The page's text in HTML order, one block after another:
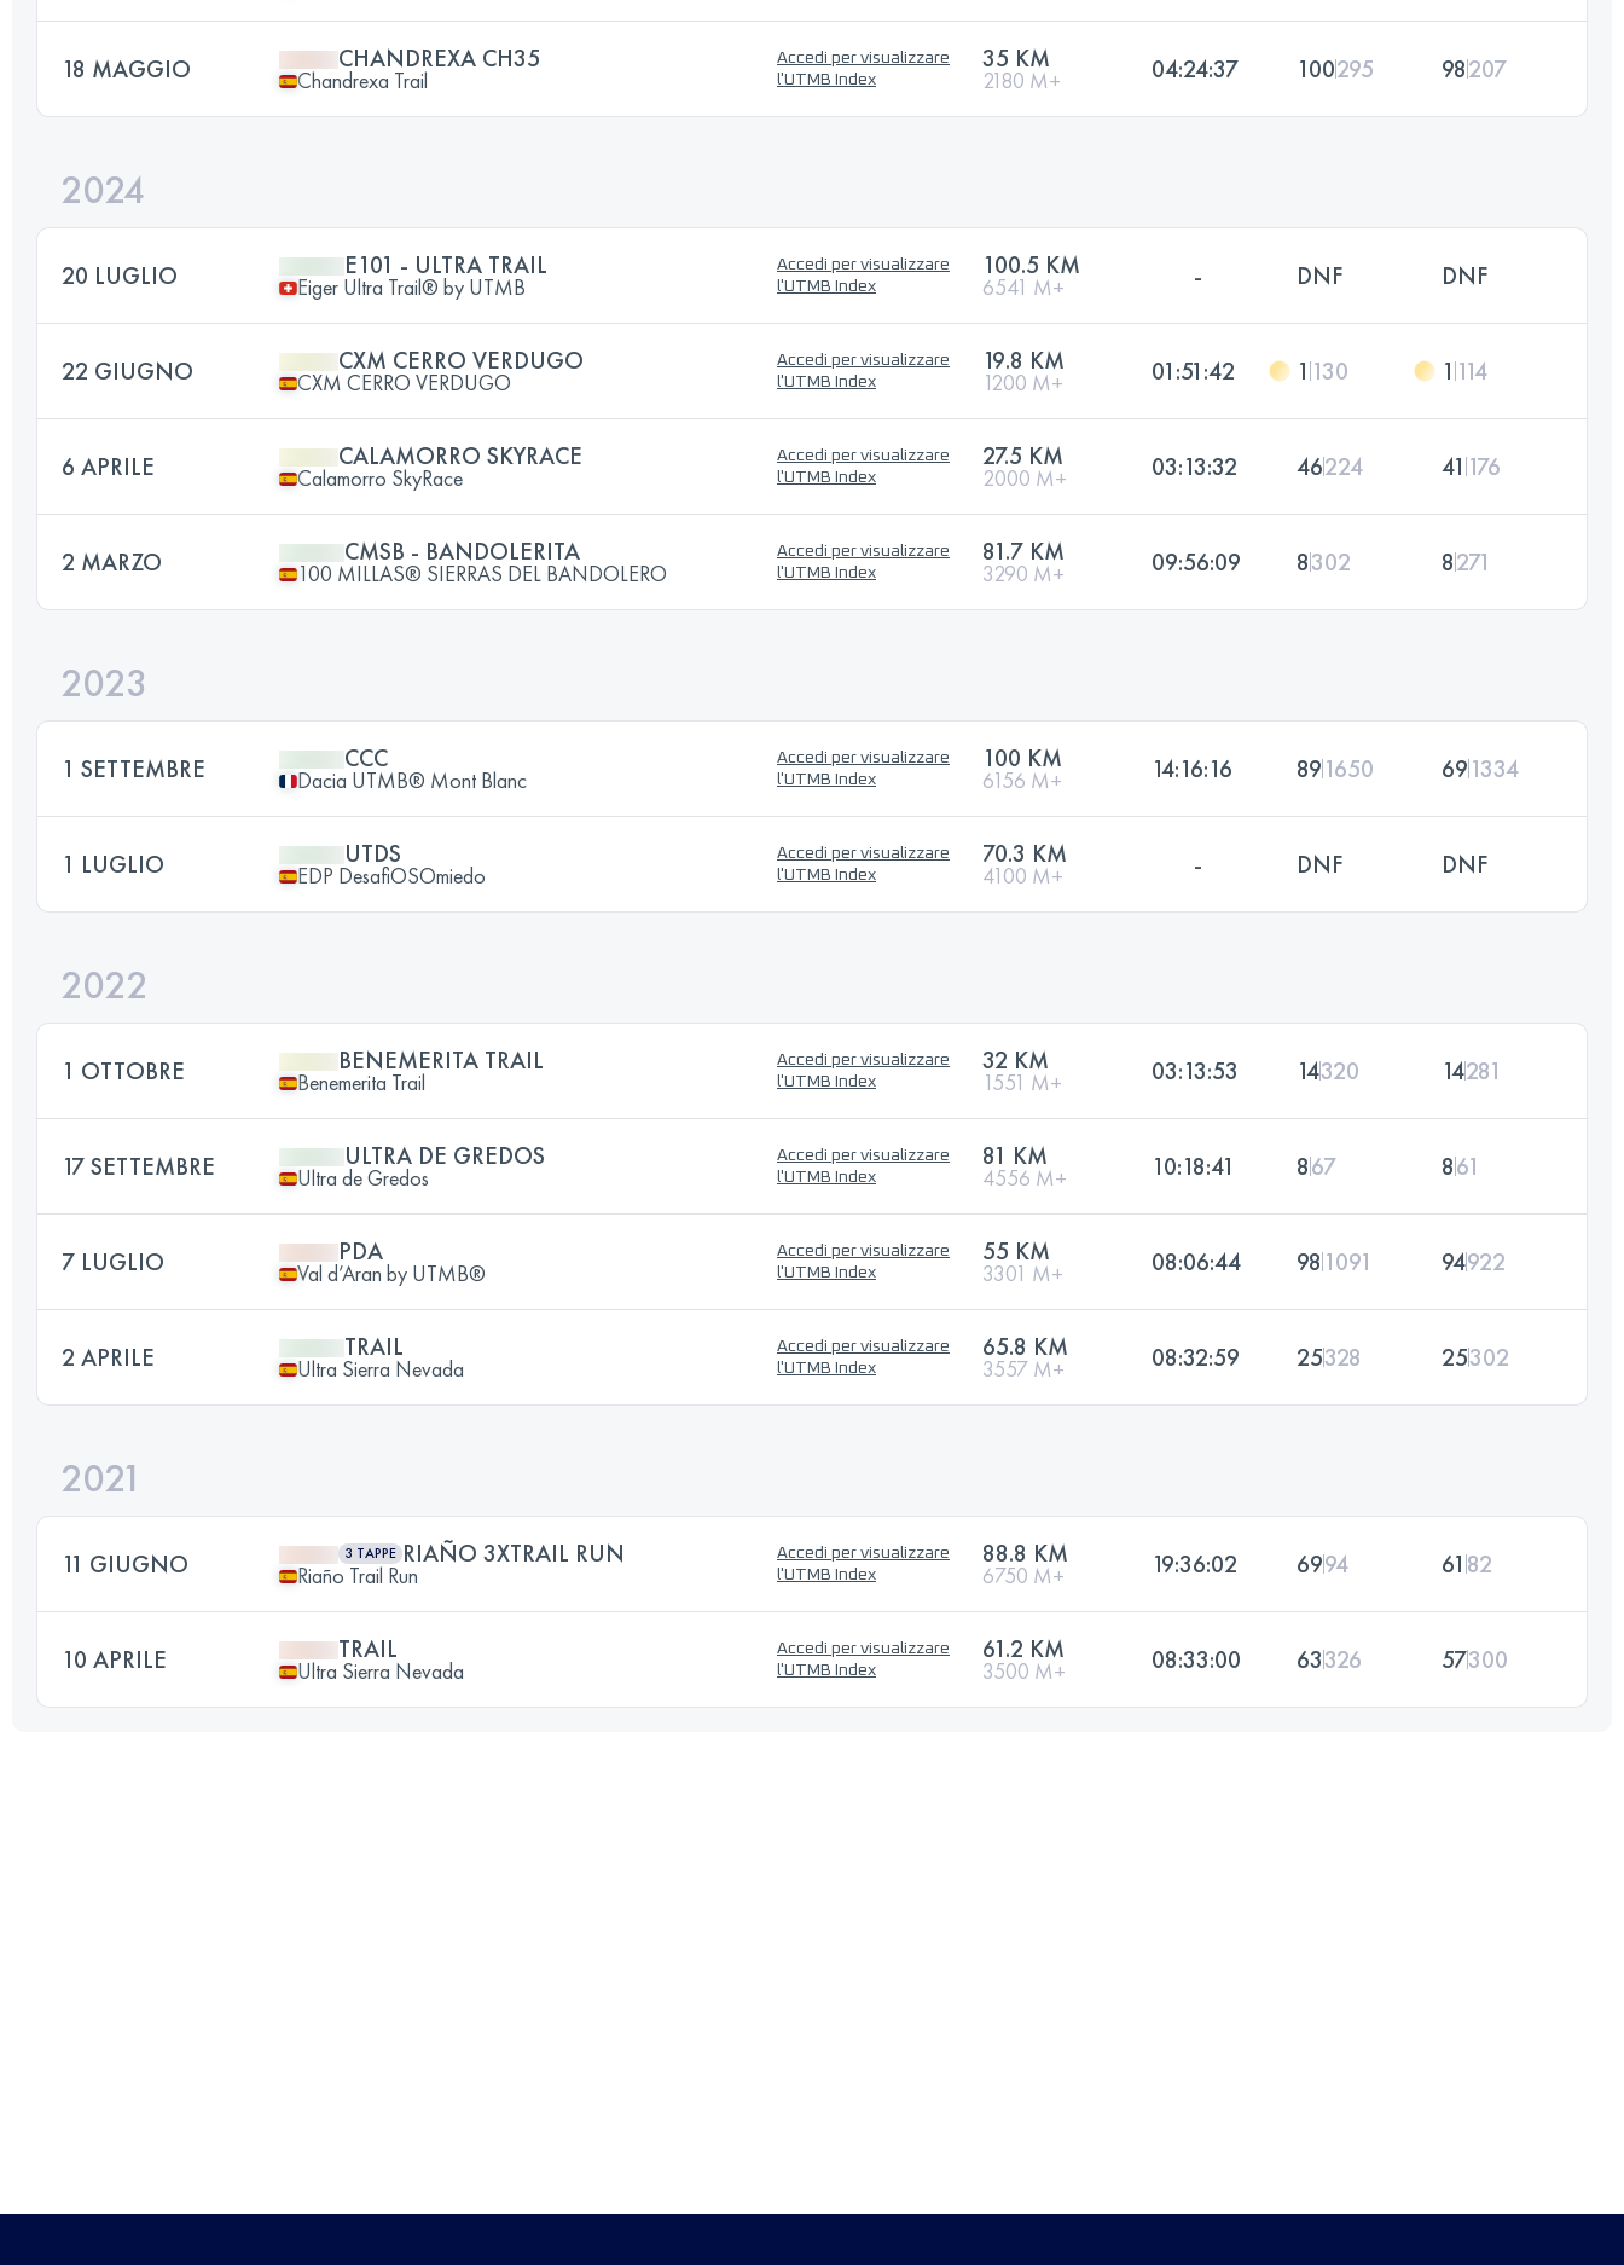
18 MAGGIO CHANDREXA CH35
Chandrexa Trail
Accedi per visualizzare
l'UTMB Index
35 KM
2180 M+ 04:24:37 100295 98207
2024
20 LUGLIO E101 - ULTRA TRAIL
Eiger Ultra Trail® by UTMB
Accedi per visualizzare
l'UTMB Index
100.5 KM
6541 M+ - DNF DNF
22 GIUGNO CXM CERRO VERDUGO
CXM CERRO VERDUGO
Accedi per visualizzare
l'UTMB Index
19.8 KM
1200 M+ 01:51:42 1 130 1 114
6 APRILE CALAMORRO SKYRACE
Calamorro SkyRace
Accedi per visualizzare
l'UTMB Index
27.5 KM
2000 M+ 03:13:32 46224 41 176
2 MARZO CMSB - BANDOLERITA
100 MILLAS® SIERRAS DEL BANDOLERO
Accedi per visualizzare
l'UTMB Index
81.7 KM
3290 M+ 09:56:09 8302 8271
2023
1 SETTEMBRE CCC
Dacia UTMB® Mont Blanc
Accedi per visualizzare
l'UTMB Index
100 KM
6156 M+ 14:16:16 891650 691334
1 LUGLIO UTDS
EDP DesafiOSOmiedo
Accedi per visualizzare
l'UTMB Index
70.3 KM
4100 M+ - DNF DNF
2022
1 OTTOBRE BENEMERITA TRAIL
Benemerita Trail
Accedi per visualizzare
l'UTMB Index
32 KM
1551 M+ 03:13:53 14320 14281
17 SETTEMBRE ULTRA DE GREDOS
Ultra de Gredos
Accedi per visualizzare
l'UTMB Index
81 KM
4556 M+ 10:18:41 867 861
7 LUGLIO PDA
Val d’Aran by UTMB®
Accedi per visualizzare
l'UTMB Index
55 KM
3301 M+ 08:06:44 98 1091 94922
2 APRILE TRAIL
Ultra Sierra Nevada
Accedi per visualizzare
l'UTMB Index
65.8 KM
3557 M+ 08:32:59 25328 25302
2021
11 GIUGNO 3 TAPPE RIAÑO 3XTRAIL RUN
Riaño Trail Run
Accedi per visualizzare
l'UTMB Index
88.8 KM
6750 M+ 19:36:02 6994 61 82
10 APRILE TRAIL
Ultra Sierra Nevada
Accedi per visualizzare
l'UTMB Index
61.2 KM
3500 M+ 08:33:00 63326 57300